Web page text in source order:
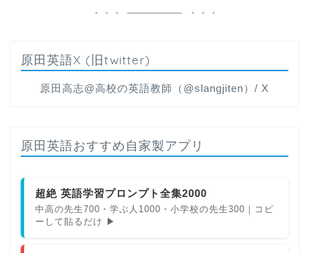
原田英語X (旧twitter)
原田高志@高校の英語教師（@slangjiten）/ X
原田英語おすすめ自家製アプリ
超絶 英語学習プロンプト全集2000
中高の先生700・学ぶ人1000・小学校の先生300｜コピ
ーして貼るだけ ▶